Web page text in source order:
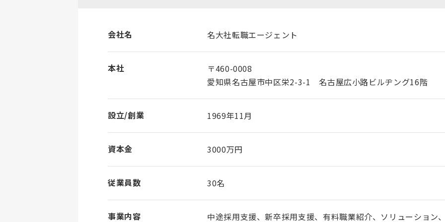
会社名 名大社転職エージェント
本社
〒460-0008
愛知県名古屋市中区栄2-3-1 名古屋広小路ビルヂング16階
設立/創業 1969年11月
資本金 3000万円
従業員数 30名
事業内容 中途採用支援、新卒採用支援、有料職業紹介、ソリューション